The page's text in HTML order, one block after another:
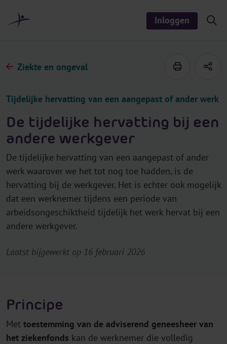
Inloggen
S
i
e
c
Ziekte en ongeval
Tijdelijke hervatting van een aangepast of ander werk
De tijdelijke hervatting bij een
andere werkgever
De tijdelijke hervatting van een aangepast of ander
werk waarover we het tot nog toe hadden, is de
hervatting bij de werkgever. Het is echter ook mogelijk
dat een werknemer tijdens een periode van
arbeidsongeschiktheid tijdelijk het werk hervat bij een
andere werkgever.
Laatst bijgewerkt op 16 februari 2026
Principe
Met toestemming van de adviserend geneesheer van
het ziekenfonds kan de werknemer die volledig